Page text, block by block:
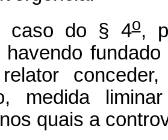
do § 4o,
havendo
medida
quais a